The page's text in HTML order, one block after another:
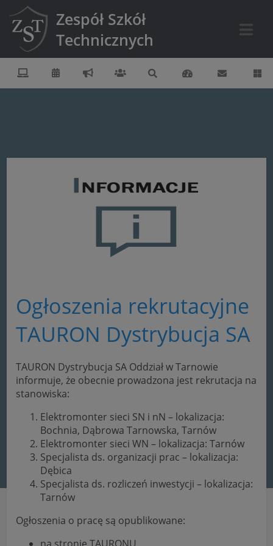
Zespół Szkół
Technicznych
Ogłoszenia rekrutacyjne
TAURON Dystrybucja SA
TAURON Dystrybucja SA Oddział w Tarnowie
informuje, że obecnie prowadzona jest rekrutacja na
stanowiska:
Elektromonter sieci SN i nN – lokalizacja:
Bochnia, Dąbrowa Tarnowska, Tarnów
Elektromonter sieci WN – lokalizacja: Tarnów
Specjalista ds. organizacji prac – lokalizacja:
Dębica
Specjalista ds. rozliczeń inwestycji – lokalizacja:
Tarnów
Ogłoszenia o pracę są opublikowane: